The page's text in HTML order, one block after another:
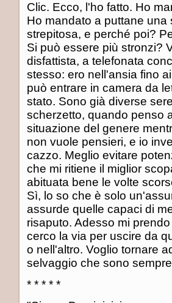
Clic. Ecco, l'ho fatto. Ho
Ho mandato a puttane
strepitosa, e perché poi?
Si può essere più stronzi?
disfattista, a telefonata
stesso: ero nell'ansia fino
può entrare in camera da
stato. Sono già diverse
scherzetto, quando penso
situazione del genere
non vuole pensieri, e io
cazzo. Meglio evitare
che mi ritiene il miglior
abituata bene le volte
Sì, lo so che è solo
assurde quelle capaci di
risaputo. Adesso mi
cerco la via per uscire da
o nell'altro. Voglio tornare
selvaggio che sono
* * * * *